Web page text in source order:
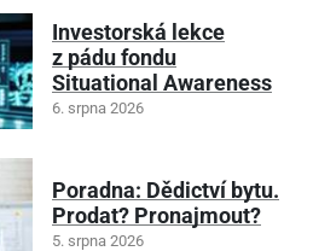
Investorská lekce
z pádu fondu
Situational Awareness
6. srpna 2026
Poradna: Dědictví bytu.
Prodat? Pronajmout?
5. srpna 2026